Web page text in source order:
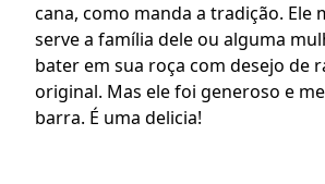
cana, como manda a tradição. Ele
serve a família dele ou alguma
bater em sua roça com desejo de
original. Mas ele foi generoso e
barra. É uma delicia!